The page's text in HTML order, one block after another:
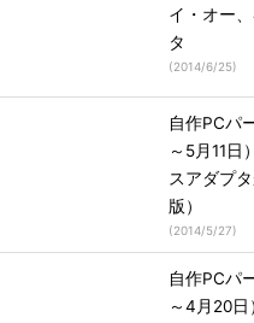
イ・オー
タ
(2014/6/25)
自作PCパ
～5月11日
スアダプ
版）
(2014/5/27)
自作PCパ
～4月20